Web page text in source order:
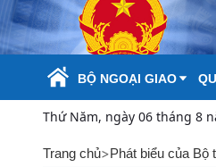
Skip to Main Content
BỘ NGOẠI GIAO
Thứ Năm, ngày 06 tháng 8
Trang chủ>Phát biểu của Bộ